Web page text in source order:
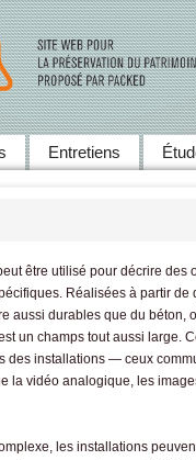
Entretiens
être utilisé pour décrire
Réalisées à partir
aussi durables que du béton,
un champs tout aussi large.
des installations — ceux
la vidéo analogique, les
les installations